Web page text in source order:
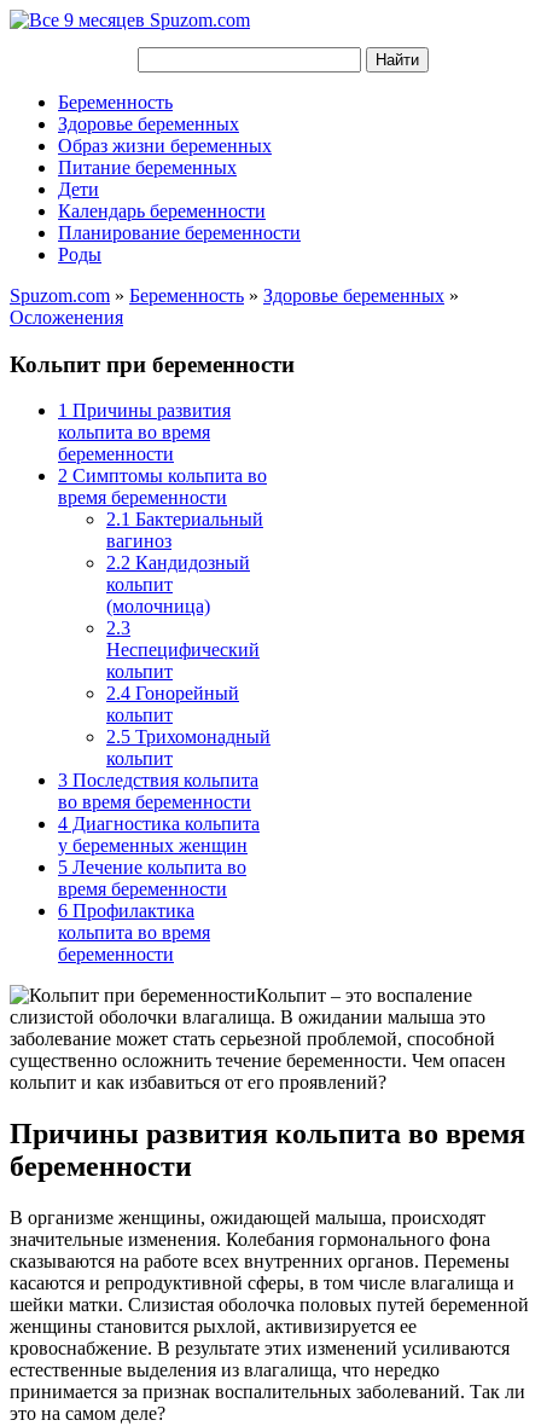
Беременность
Здоровье беременных
Образ жизни беременных
Питание беременных
Дети
Календарь беременности
Планирование беременности
Роды
Spuzom.com » Беременность » Здоровье беременных »
Осложенения
Кольпит при беременности
1 Причины развития
кольпита во время
беременности
2 Симптомы кольпита во
время беременности
2.1 Бактериальный
вагиноз
2.2 Кандидозный
кольпит
(молочница)
2.3
Неспецифический
кольпит
2.4 Гонорейный
кольпит
2.5 Трихомонадный
кольпит
3 Последствия кольпита
во время беременности
4 Диагностика кольпита
у беременных женщин
5 Лечение кольпита во
время беременности
6 Профилактика
кольпита во время
беременности
Кольпит – это воспаление
слизистой оболочки влагалища. В ожидании малыша это
заболевание может стать серьезной проблемой, способной
существенно осложнить течение беременности. Чем опасен
кольпит и как избавиться от его проявлений?
Причины развития кольпита во время
беременности
В организме женщины, ожидающей малыша, происходят
значительные изменения. Колебания гормонального фона
сказываются на работе всех внутренних органов. Перемены
касаются и репродуктивной сферы, в том числе влагалища и
шейки матки. Слизистая оболочка половых путей беременной
женщины становится рыхлой, активизируется ее
кровоснабжение. В результате этих изменений усиливаются
естественные выделения из влагалища, что нередко
принимается за признак воспалительных заболеваний. Так ли
это на самом деле?